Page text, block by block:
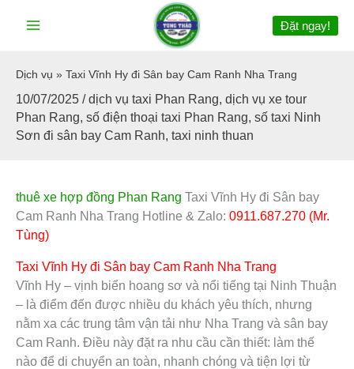
Đặt ngay!
Dịch vụ » Taxi Vĩnh Hy đi Sân bay Cam Ranh Nha Trang
10/07/2025 /dịch vụ taxi Phan Rang, dịch vụ xe tour
Phan Rang, số điện thoại taxi Phan Rang, số taxi Ninh
Sơn đi sân bay Cam Ranh, taxi ninh thuan
thuê xe hợp đồng Phan Rang Taxi Vĩnh Hy đi Sân bay
Cam Ranh Nha Trang Hotline & Zalo: 0911.687.270 (Mr.
Tùng)
Taxi Vĩnh Hy đi Sân bay Cam Ranh Nha Trang
Vĩnh Hy – vịnh biển hoang sơ và nổi tiếng tại Ninh Thuận
– là điểm đến được nhiều du khách yêu thích, nhưng
nằm xa các trung tâm vận tải như Nha Trang và sân bay
Cam Ranh. Điều này đặt ra nhu cầu cần thiết: làm thế
nào để di chuyển an toàn, nhanh chóng và tiện lợi từ